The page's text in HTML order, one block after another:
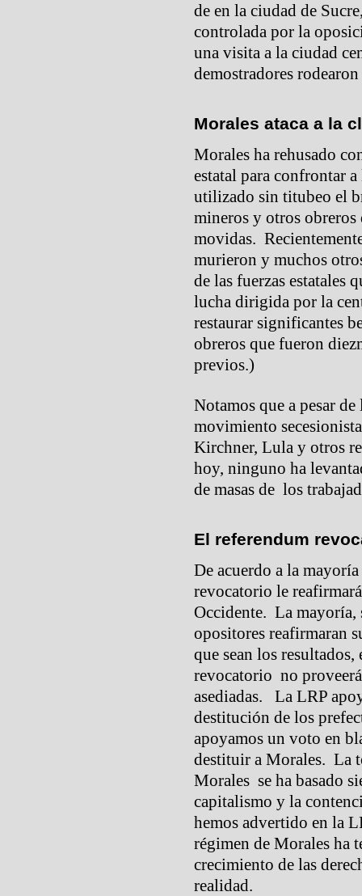
de en la ciudad de
controlada por la
una visita a la ciudad
demostradores
Morales ataca a la
Morales ha rehusado
estatal para confrontar
utilizado sin titubeo el
mineros y otros obreros
movidas.
murieron y muchos
de las fuerzas estatales
lucha dirigida por la
restaurar significantes
obreros que fueron
previos.)
Notamos que a pesar
movimiento
Kirchner, Lula y otros
hoy, ninguno ha
de masas de los
El referendum
De acuerdo a la
revocatorio le
Occidente. La mayoría,
opositores reafirmaran
que sean los
revocatorio no
asediadas. La LRP
destitución de los
apoyamos un voto en
destituir a Morales. La
Morales se ha basado
capitalismo y la
hemos advertido en la
régimen de Morales ha
crecimiento de las
realidad.